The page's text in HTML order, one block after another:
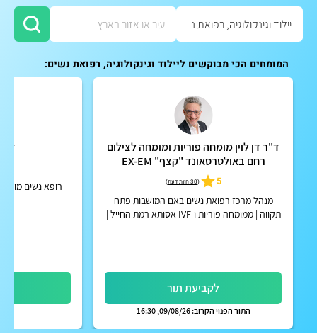
המומחים הכי מבוקשים ליילוד וגינקולוגיה, רפואת נשים:
ד"ר דן לוין מומחה פוריות ומומחה לצילום
רחם באולטרסאונד "קצף" EX-EM
5
(30 חוות דעת )
מנהל מרכז רפואת נשים באם המושבות פתח
תקווה | ממומחה פוריות ו-IVF אסותא רמת החייל |
לקביעת תור
התור הפנוי הקרוב: 09/08/26, 16:30
רופא נשים